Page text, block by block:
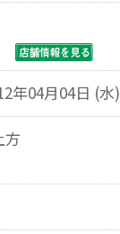
年04月04日 (水)